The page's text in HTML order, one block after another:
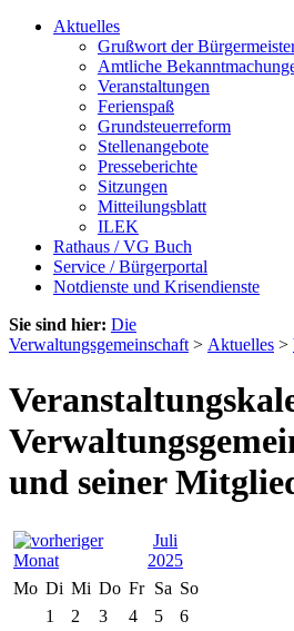
Aktuelles
Grußwort der
Amtliche
Veranstaltungen
Ferienspaß
Grundsteuerreform
Stellenangebote
Presseberichte
Sitzungen
Mitteilungsblatt
ILEK
Rathaus / VG Buch
Service / Bürgerportal
Notdienste und Krisendienste
Sie sind hier: Die
Verwaltungsgemeinschaft > Aktuelles >
und seiner
Juli
2025
Mo Di Mi Do Fr Sa So
1
2 3 4 5
6